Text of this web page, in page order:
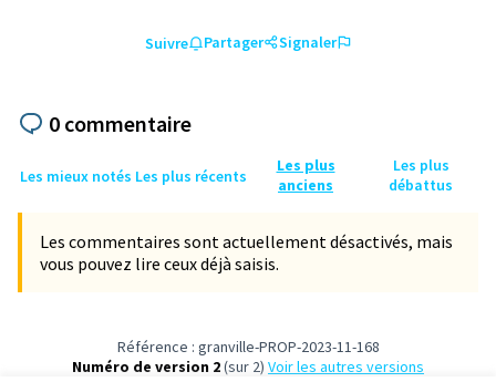
Suivre Partager Signaler
0 commentaire
Les mieux notés Les plus récents
Les plus
anciens
Les plus
débattus
Les commentaires sont actuellement désactivés, mais
vous pouvez lire ceux déjà saisis.
Référence : granville-PROP-2023-11-168
Numéro de version 2(sur 2)
voir les autres versions